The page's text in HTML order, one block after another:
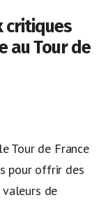
critiques
au Tour de
Tour de France
pour offrir des
de